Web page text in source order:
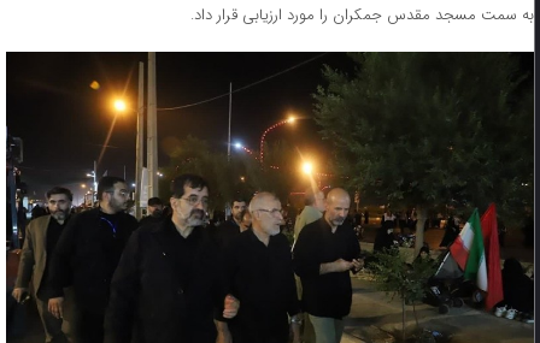
به سمت مسجد مقدس جمکران را مورد ارزیابی قرار داد.